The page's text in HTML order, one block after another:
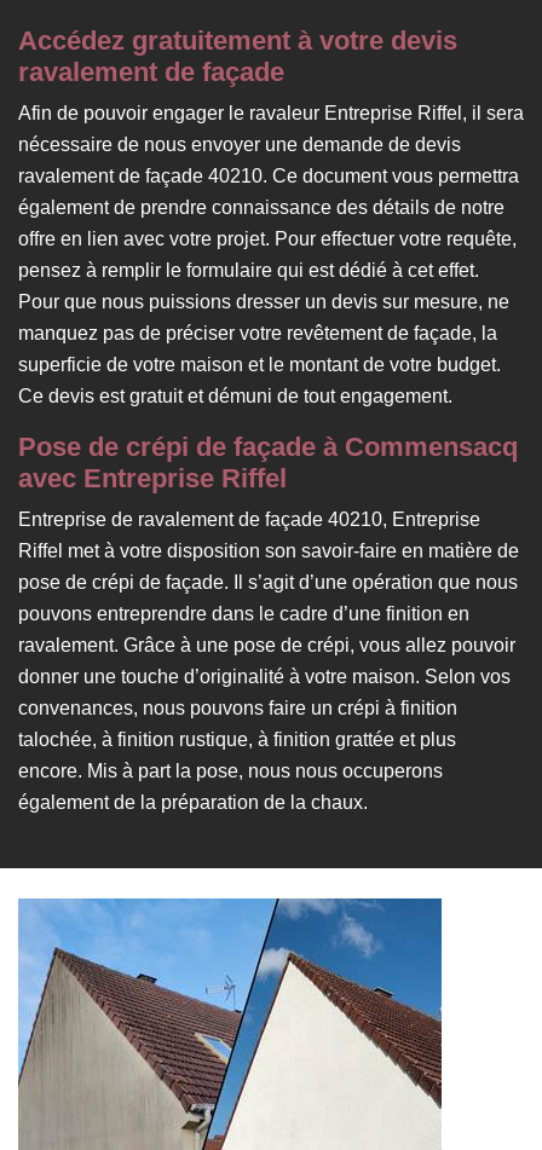
Accédez gratuitement à votre devis
ravalement de façade
Afin de pouvoir engager le ravaleur Entreprise Riffel, il sera
nécessaire de nous envoyer une demande de devis
ravalement de façade 40210. Ce document vous permettra
également de prendre connaissance des détails de notre
offre en lien avec votre projet. Pour effectuer votre requête,
pensez à remplir le formulaire qui est dédié à cet effet.
Pour que nous puissions dresser un devis sur mesure, ne
manquez pas de préciser votre revêtement de façade, la
superficie de votre maison et le montant de votre budget.
Ce devis est gratuit et démuni de tout engagement.
Pose de crépi de façade à Commensacq
avec Entreprise Riffel
Entreprise de ravalement de façade 40210, Entreprise
Riffel met à votre disposition son savoir-faire en matière de
pose de crépi de façade. Il s’agit d’une opération que nous
pouvons entreprendre dans le cadre d’une finition en
ravalement. Grâce à une pose de crépi, vous allez pouvoir
donner une touche d’originalité à votre maison. Selon vos
convenances, nous pouvons faire un crépi à finition
talochée, à finition rustique, à finition grattée et plus
encore. Mis à part la pose, nous nous occuperons
également de la préparation de la chaux.